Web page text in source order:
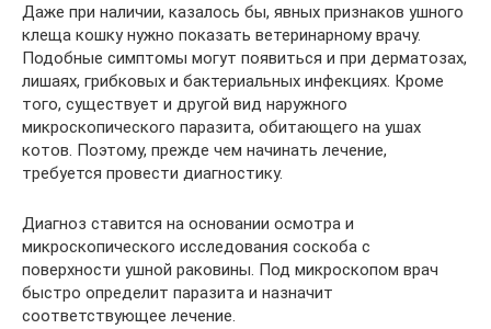
Даже при наличии, казалось бы, явных признаков ушного
клеща кошку нужно показать ветеринарному врачу.
Подобные симптомы могут появиться и при дерматозах,
лишаях, грибковых и бактериальных инфекциях. Кроме
того, существует и другой вид наружного
микроскопического паразита, обитающего на ушах
котов. Поэтому, прежде чем начинать лечение,
требуется провести диагностику.
Диагноз ставится на основании осмотра и
микроскопического исследования соскоба с
поверхности ушной раковины. Под микроскопом врач
быстро определит паразита и назначит
соответствующее лечение.